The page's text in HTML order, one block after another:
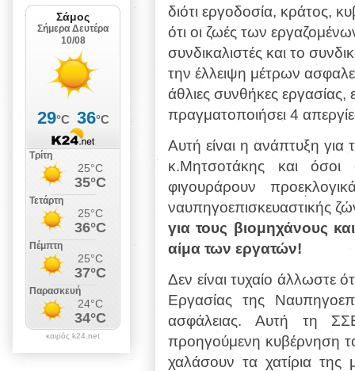
διότι εργοδοσία, κράτος,
ότι οι ζωές των
συνδικαλιστές και το
την έλλειψη μέτρων
άθλιες συνθήκες
πραγματοποιήσει 4
Αυτή είναι η ανάπτυξη
κ.Μητσοτάκης και όσοι
φιγουράρουν
ναυπηγοεπισκευαστικής
για τους βιομηχάνους
αίμα των εργατών!
Δεν είναι τυχαίο άλλωστε
Εργασίας της
ασφάλειας. Αυτή τη
προηγούμενη κυβέρνηση
χαλάσουν τα χατίρια της
καιρός k24.net